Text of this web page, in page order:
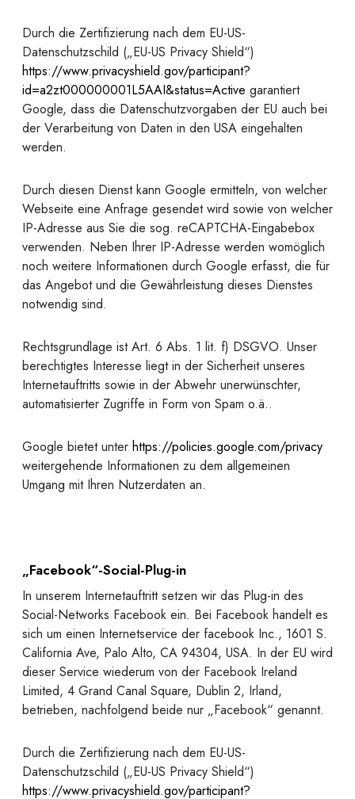
Durch die Zertifizierung nach dem EU-US-
Datenschutzschild („EU-US Privacy Shield“)
https://www.privacyshield.gov/participant?
id=a2zt000000001L5AAI&status=Active garantiert
Google, dass die Datenschutzvorgaben der EU auch bei
der Verarbeitung von Daten in den USA eingehalten
werden.
Durch diesen Dienst kann Google ermitteln, von welcher
Webseite eine Anfrage gesendet wird sowie von welcher
IP-Adresse aus Sie die sog. reCAPTCHA-Eingabebox
verwenden. Neben Ihrer IP-Adresse werden womöglich
noch weitere Informationen durch Google erfasst, die für
das Angebot und die Gewährleistung dieses Dienstes
notwendig sind.
Rechtsgrundlage ist Art. 6 Abs. 1 lit. f) DSGVO. Unser
berechtigtes Interesse liegt in der Sicherheit unseres
Internetauftritts sowie in der Abwehr unerwünschter,
automatisierter Zugriffe in Form von Spam o.ä..
Google bietet unter https://policies.google.com/privacy
weitergehende Informationen zu dem allgemeinen
Umgang mit Ihren Nutzerdaten an.
„Facebook“-Social-Plug-in
In unserem Internetauftritt setzen wir das Plug-in des
Social-Networks Facebook ein. Bei Facebook handelt es
sich um einen Internetservice der facebook Inc., 1601 S.
California Ave, Palo Alto, CA 94304, USA. In der EU wird
dieser Service wiederum von der Facebook Ireland
Limited, 4 Grand Canal Square, Dublin 2, Irland,
betrieben, nachfolgend beide nur „Facebook“ genannt.
Durch die Zertifizierung nach dem EU-US-
Datenschutzschild („EU-US Privacy Shield“)
https://www.privacyshield.gov/participant?